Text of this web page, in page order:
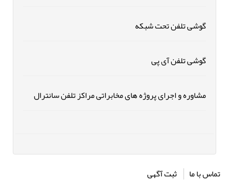
گوشی تلفن تحت شبکه
گوشی تلفن آی پی
مشاوره و اجرای پروژه های مخابراتی مراکز تلفن سانترال
تماس با ما ثبت آگهی